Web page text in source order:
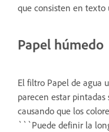
que consisten en texto
Papel húmedo
El filtro Papel de agua
parecen estar pintadas
causando que los
```Puede definir la